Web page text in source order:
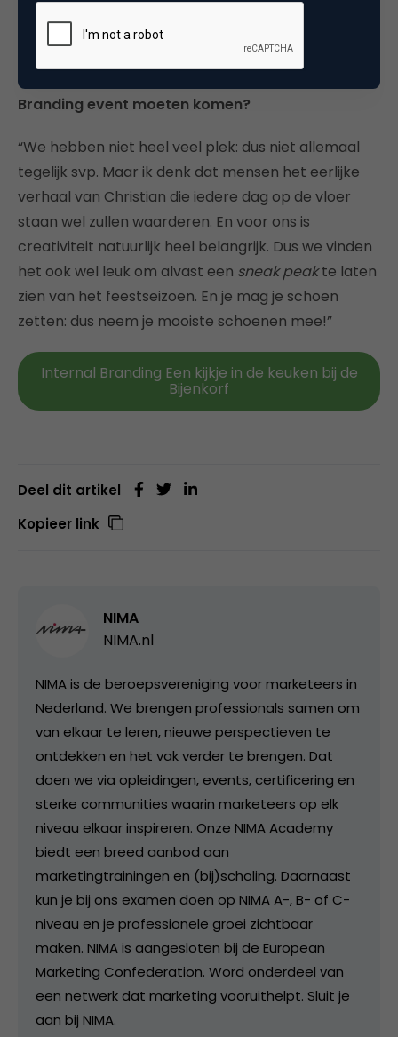
goed als je team”.
Waarom zouden mensen naar dit NIMA Internal
Branding event moeten komen?
“We hebben niet heel veel plek: dus niet allemaal
tegelijk svp. Maar ik denk dat mensen het eerlijke
verhaal van Christian die iedere dag op de vloer
staan wel zullen waarderen. En voor ons is
creativiteit natuurlijk heel belangrijk. Dus we vinden
het ook wel leuk om alvast een sneak peakte laten
zien van het feestseizoen. En je mag je schoen
zetten: dus neem je mooiste schoenen mee!”
Internal Branding Een kijkje in de keuken bij de
Bijenkorf
Deel dit artikel
Kopieer link
NIMA
NIMA.nl
NIMA is de beroepsvereniging voor marketeers in
Nederland. We brengen professionals samen om
van elkaar te leren, nieuwe perspectieven te
ontdekken en het vak verder te brengen. Dat
doen we via opleidingen, events, certificering en
sterke communities waarin marketeers op elk
niveau elkaar inspireren. Onze NIMA Academy
biedt een breed aanbod aan
marketingtrainingen en (bij)scholing. Daarnaast
kun je bij ons examen doen op NIMA A-, B- of C-
niveau en je professionele groei zichtbaar
maken. NIMA is aangesloten bij de European
Marketing Confederation. Word onderdeel van
een netwerk dat marketing vooruithelpt. Sluit je
aan bij NIMA.